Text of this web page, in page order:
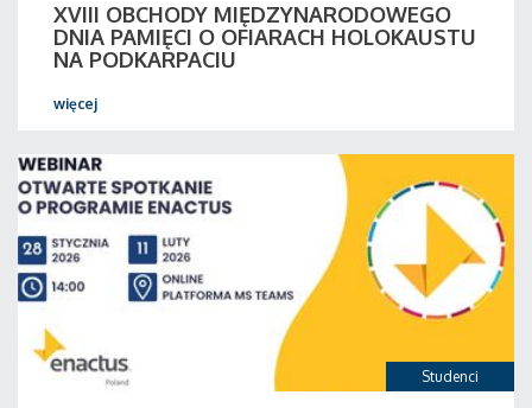
XVIII OBCHODY MIĘDZYNARODOWEGO
DNIA PAMIĘCI O OFIARACH HOLOKAUSTU
NA PODKARPACIU
więcej
Studenci